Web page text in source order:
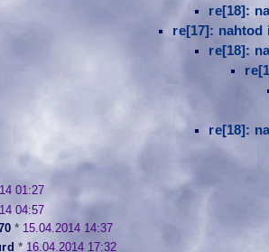
re[18]:
re[17]: nahtod
re[18]:
re[18]:
01:27
04:57
* 15.04.2014 14:37
* 16.04.2014 17:32